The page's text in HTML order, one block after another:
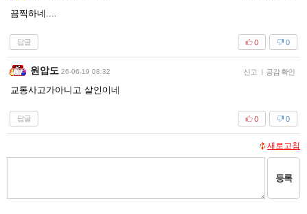
끔찍하네....
답글 0
0
원압도 26-06-19 08:32 신고 | 공감 확인
교통사고가아니고 살인이네
답글 0
0
새로고침
등록